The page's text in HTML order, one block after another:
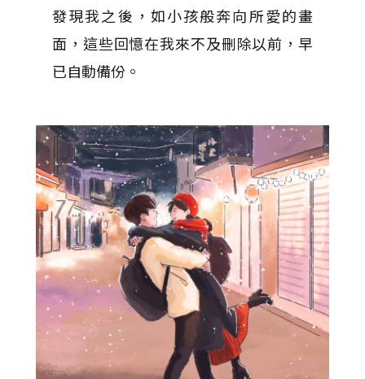
發現我之後，如小孩般奔向所愛的畫
面，這些回憶在我來不及刪除以前，早
已自動備份。